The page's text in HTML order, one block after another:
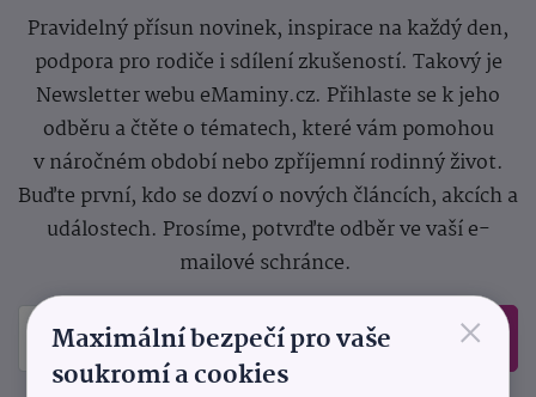
Pravidelný přísun novinek, inspirace na každý den,
podpora pro rodiče i sdílení zkušeností. Takový je
Newsletter webu eMaminy.cz. Přihlaste se k jeho
odběru a čtěte o tématech, které vám pomohou
v náročném období nebo zpříjemní rodinný život.
Buďte první, kdo se dozví o nových článcích, akcích a
událostech. Prosíme, potvrďte odběr ve vaší e-
mailové schránce.
Odeslat
×
Maximální bezpečí pro vaše
soukromí a cookies